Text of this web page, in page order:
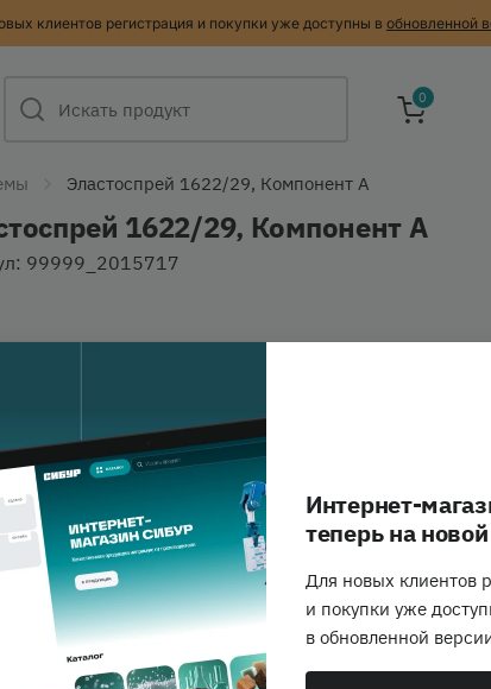
клиентов регистрация и покупки уже доступны в обновленной
0
Эластоспрей 1622/29, Компонент А
1622/29, Компонент А
99999_2015717
Интернет-
теперьна
Для новых клиентов
и покупки уже
в обновленной